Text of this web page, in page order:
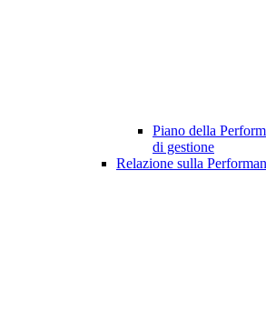
Piano della
di gestione
Relazione sulla